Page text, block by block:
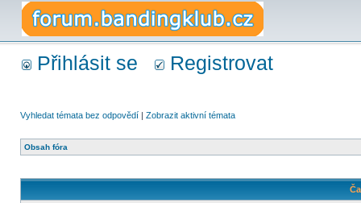
Přihlásit se Registrovat
Vyhledat témata bez odpovědí | Zobrazit aktivní témata
Obsah fóra